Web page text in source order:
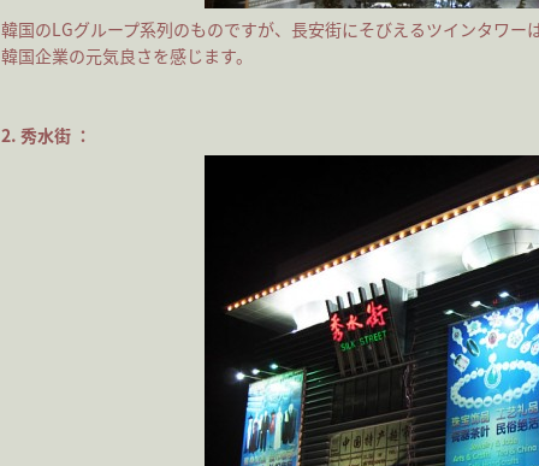
韓国のLGグループ系列のものですが、長安街にそびえるツインタワー
韓国企業の元気良さを感じます。
2. 秀水街 ：